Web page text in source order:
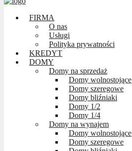
FIRMA
O nas
Usługi
Polityka prywatności
KREDYT
DOMY
Domy na sprzedaż
Domy wolnostojące
Domy szeregowe
Domy bliźniaki
Domy 1/2
Domy 1/4
Domy na wynajem
Domy wolnostojące
Domy szeregowe